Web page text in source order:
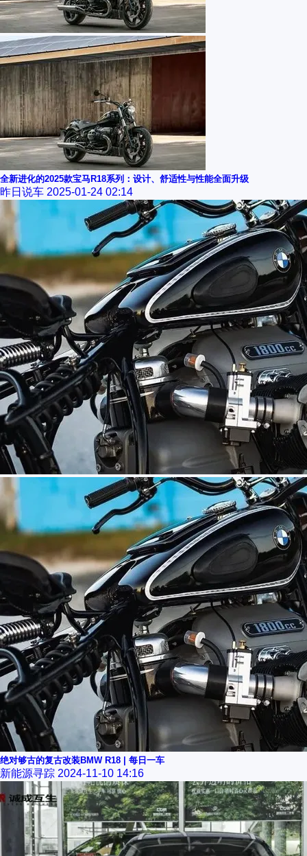
全新进化的2025款宝马R18系列：设计、舒适性与性能全面升级
昨日说车 2025-01-24 02:14
绝对够古的复古改装BMW R18 | 每日一车
新能源寻踪 2024-11-10 14:16